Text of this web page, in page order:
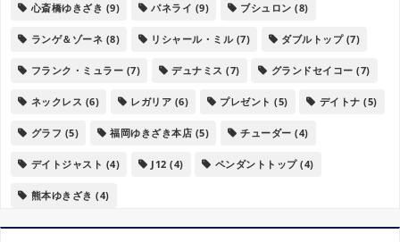
心斎橋ゆきざき (9) パネライ (9) ブシュロン (8)
ランゲ＆ゾーネ (8) リシャール・ミル(7) ダブルトップ(7)
フランク・ミュラー (7) デュナミス (7) グランドセイコー (7)
ネックレス (6) レガリア (6) プレゼント (5) デイトナ (5)
グラフ (5) 福岡ゆきざき本店 (5) チューダー (4)
デイトジャスト (4) J12 (4) ペンダントトップ(4)
熊本ゆきざき (4)